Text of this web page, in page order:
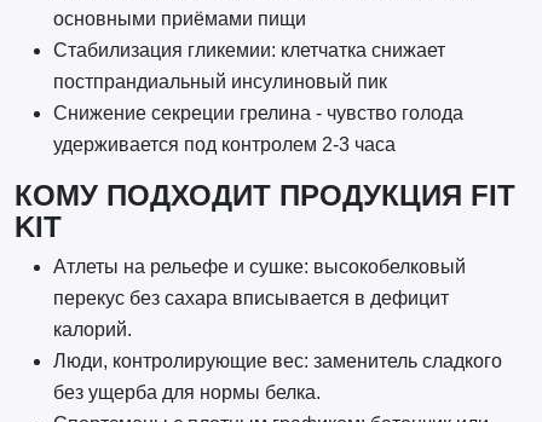
основными приёмами пищи
Стабилизация гликемии: клетчатка снижает
постпрандиальный инсулиновый пик
Снижение секреции грелина - чувство голода
удерживается под контролем 2-3 часа
КОМУ ПОДХОДИТ ПРОДУКЦИЯ FIT
KIT
Атлеты на рельефе и сушке: высокобелковый
перекус без сахара вписывается в дефицит
калорий.
Люди, контролирующие вес: заменитель сладкого
без ущерба для нормы белка.